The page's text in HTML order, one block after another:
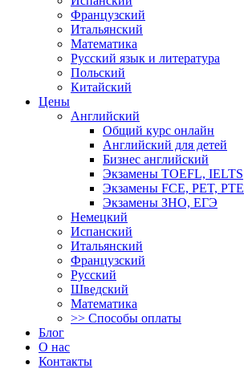
Французский
Итальянский
Математика
Русский язык и литература
Польский
Китайский
Цены
Английский
Общий курс онлайн
Английский для детей
Бизнес английский
Экзамены TOEFL, IELTS
Экзамены FCE, PET, PTE
Экзамены ЗНО, ЕГЭ
Немецкий
Испанский
Итальянский
Французский
Русский
Шведский
Математика
>> Способы оплаты
Блог
О нас
Контакты